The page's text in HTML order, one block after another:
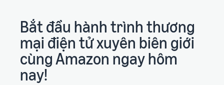
Bắt đầu hành trình thương
mại điện tử xuyên biên giới
cùng Amazon ngay hôm
nay!